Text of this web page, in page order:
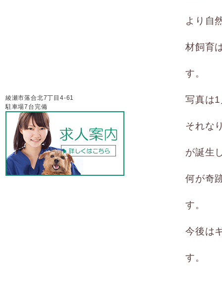
より自
材飼育
す。
写真は
それな
が誕生
何が奇
す。
今後は
す。
綾瀬市落合北7丁目4-61
駐車場7台完備